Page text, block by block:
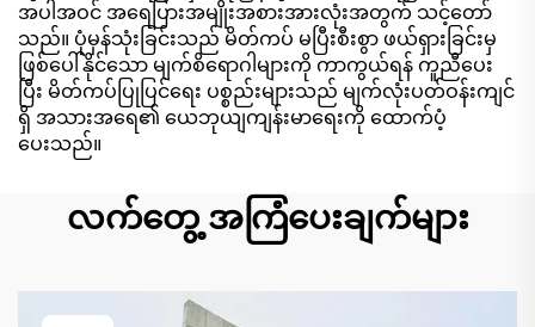
အပါအဝင် အရေပြားအမျိုးအစားအားလုံးအတွက် သင့်တော်
သည်။ ပုံမှန်သုံးခြင်းသည် မိတ်ကပ် မပြီးစီးစွာ ဖယ်ရှားခြင်းမှ
ဖြစ်ပေါ်နိုင်သော မျက်စိရောဂါများကို ကာကွယ်ရန် ကူညီပေး
ပြီး မိတ်ကပ်ပြုပြင်ရေး ပစ္စည်းများသည် မျက်လုံးပတ်ဝန်းကျင်
ရှိ အသားအရေ၏ ယေဘုယျကျန်းမာရေးကို ထောက်ပံ့
ပေးသည်။
လက်တွေ့ အကြံပေးချက်များ